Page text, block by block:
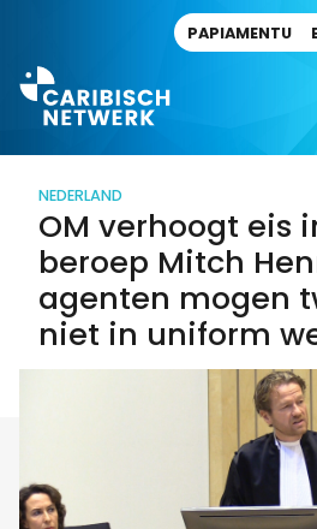
PAPIAMENTU
NEDERLAND
OM verhoogt eis
beroep Mitch
agenten mogen
niet in uniform